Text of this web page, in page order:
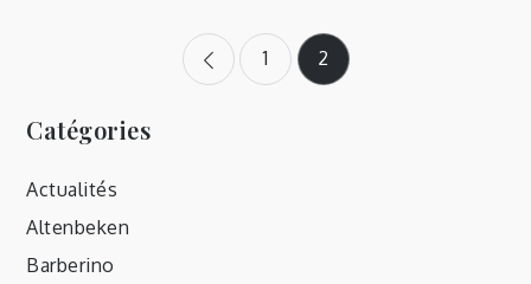
Pagination
des
publications
1 2
Catégories
Actualités
Altenbeken
Barberino